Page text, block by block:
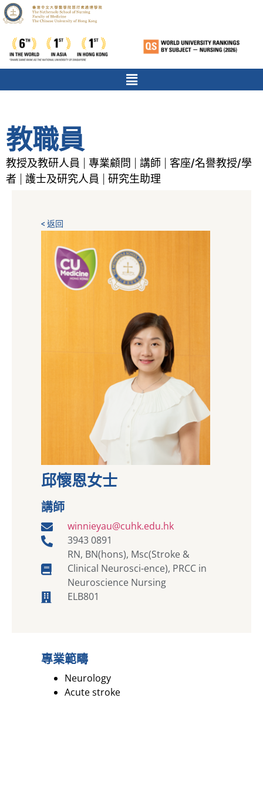
教職員
教授及教研人員 專業顧問 講師
客座/名譽教授/學
者
護士及研究人員 研究生助理
< 返回
邱懷恩女士
講師
winnieyau@cuhk.edu.hk
3943 0891
RN, BN(hons), Msc(Stroke &
Clinical Neurosci-ence), PRCC in
Neuroscience Nursing
ELB801
專業範疇
Neurology
Acute stroke